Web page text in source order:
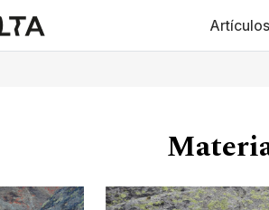
Artículos